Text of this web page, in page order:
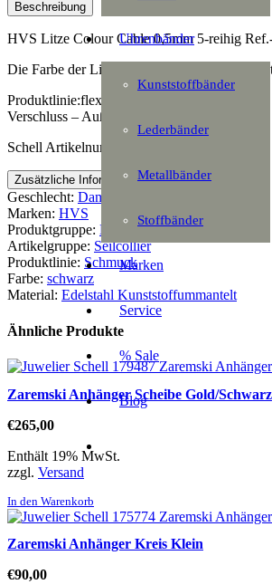
Uhrenbänder
Kunststoffbänder
Lederbänder
Metallbänder
Stoffbänder
Marken
Service
% Sale
Blog
5-
reihig
Beschreibung
HVS Litze Colour Cable 0,5mm 5-reihig
Die Farbe der Litzen entsteht durch eine
Produktlinie:flexistrong
Verschluss – Außendurchmesser:2,00 mm
Schell Artikelnummer: 179550
Zusätzliche Information
Geschlecht: Damen
Marken: HVS
Produktgruppe: Halsschmuck
Artikelgruppe: Seilcollier
Produktlinie: Schmuck
Farbe: schwarz
Material: Edelstahl Kunststoffummantelt
Ähnliche Produkte
Zaremski Anhänger Scheibe Gold/Schwarz
€265,00
Enthält 19% MwSt.
zzgl. Versand
In den Warenkorb
Zaremski Anhänger Kreis Klein
€90,00